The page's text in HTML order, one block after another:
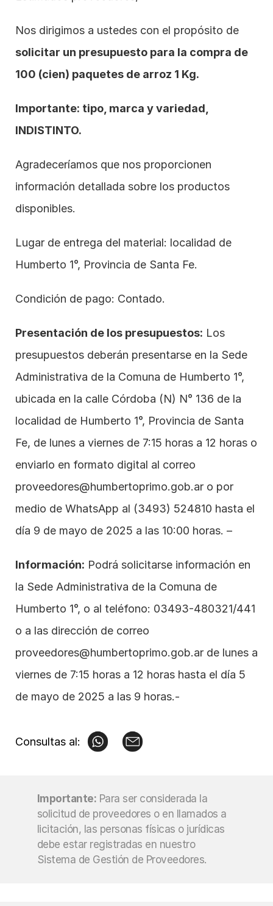
solicitar un presupuesto para la compra de
100 (cien) paquetes de arroz 1 Kg.
Importante: tipo, marca y variedad,
INDISTINTO.
Agradeceríamos que nos proporcionen
información detallada sobre los productos
disponibles.
Lugar de entrega del material: localidad de
Humberto 1°, Provincia de Santa Fe.
Condición de pago: Contado.
Presentación de los presupuestos: Los
presupuestos deberán presentarse en la Sede
Administrativa de la Comuna de Humberto 1°,
ubicada en la calle Córdoba (N) N° 136 de la
localidad de Humberto 1°, Provincia de Santa
Fe, de lunes a viernes de 7:15 horas a 12 horas o
proveedores@humbertoprimo.gob.ar o por
medio de WhatsApp al (3493) 524810 hasta el
día 9 de mayo de 2025 a las 10:00 horas. –
Información: Podrá solicitarse información en
la Sede Administrativa de la Comuna de
Humberto 1°, o al teléfono: 03493-480321/441
proveedores@humbertoprimo.gob.ar de lunes a
viernes de 7:15 horas a 12 horas hasta el día 5
de mayo de 2025 a las 9 horas.-
Consultas al:
Importante: Para ser considerada la
solicitud de proveedores o en llamados a
licitación, las personas físicas o jurídicas
debe estar registradas en nuestro
Sistema de Gestión de Proveedores.